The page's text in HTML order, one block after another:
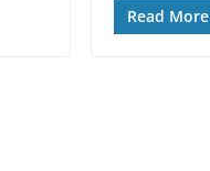
Read More